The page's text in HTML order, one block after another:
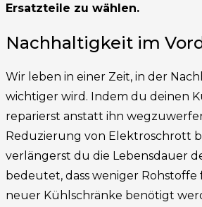
Ersatzteile zu wählen.
Nachhaltigkeit im
Wir leben in einer Zeit, in der
wichtiger wird. Indem du deinen
reparierst anstatt ihn
Reduzierung von Elektroschrott
verlängerst du die Lebensdauer
bedeutet, dass weniger
neuer Kühlschränke benötigt